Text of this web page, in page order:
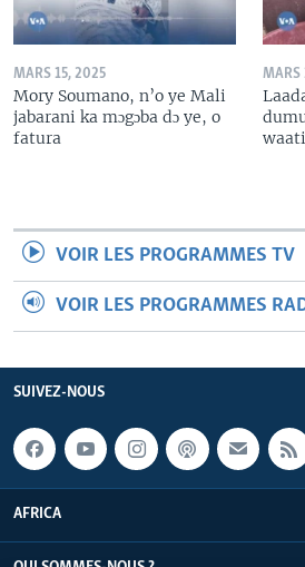
MARS 15, 2025
Mory Soumano, n’o ye Mali
jabarani ka mɔgɔba dɔ ye, o
fatura
MARS
VOIR LES PROGRAMMES TV
VOIR LES PROGRAMMES
SUIVEZ-NOUS
AFRICA